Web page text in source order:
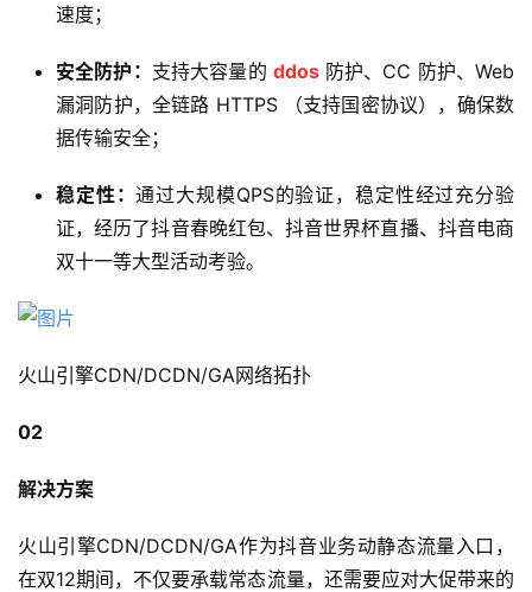
速度；
安全防护： 支持大容量的 ddos防护、CC 防护、Web
漏洞防护，全链路 HTTPS （支持国密协议），确保数
据传输安全；
稳定性：通过大规模QPS的验证，稳定性经过充分验
证，经历了抖音春晚红包、抖音世界杯直播、抖音电商
双十一等大型活动考验。
火山引擎CDN/DCDN/GA网络拓扑
02
解决方案
火山引擎CDN/DCDN/GA作为抖音业务动静态流量入口，
在双12期间，不仅要承载常态流量，还需要应对大促带来的